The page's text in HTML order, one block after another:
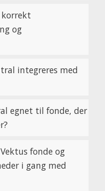
korrekt
og
integreres med
egnet til fonde, der
fonde og
i gang med